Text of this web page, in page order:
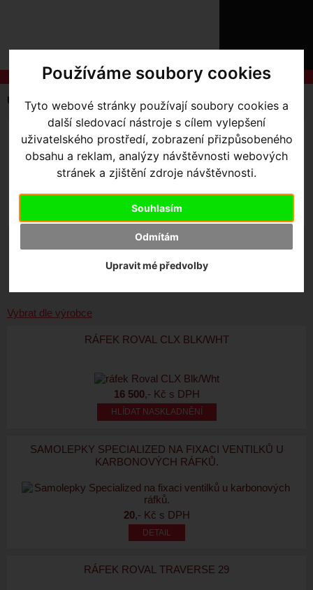
Používáme soubory cookies
Tyto webové stránky používají soubory cookies a
další sledovací nástroje s cílem vylepšení
uživatelského prostředí, zobrazení přizpůsobeného
obsahu a reklam, analýzy návštěvnosti webových
stránek a zjištění zdroje návštěvnosti.
Souhlasím
Odmítám
Upravit mé předvolby
NÁSO
NÁKUPU
SLUŽBY
ZTRATILI
Úvodní strana Komponenty Ráfky
MTB SILNIČNÍ
Seřadit podle:
Vybrat dle výrobce
RÁFEK ROVAL CLX BLK/WHT
16 500,- Kč s DPH
HLÍDAT NASKLADNĚNÍ
SAMOLEPKY SPECIALIZED NA FIXACI VENTILKŮ U
KARBONOVÝCH RÁFKŮ.
20,- Kč s DPH
RÁFEK ROVAL TRAVERSE 29